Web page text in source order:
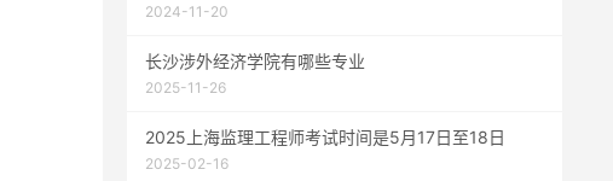
2024-11-20
长沙涉外经济学院有哪些专业
2025-11-26
2025上海监理工程师考试时间是5月17日至18日
2025-02-16